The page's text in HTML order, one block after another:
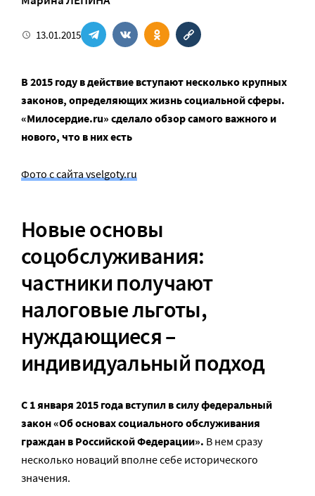
13.01.2015
В 2015 году в действие вступают несколько крупных
законов, определяющих жизнь социальной сферы.
«Милосердие.ru» сделало обзор самого важного и
нового, что в них есть
Фото с сайта vselgoty.ru
Новые основы
соцобслуживания:
частники получают
налоговые льготы,
нуждающиеся –
индивидуальный подход
С 1 января 2015 года вступил в силу федеральный
закон «Об основах социального обслуживания
граждан в Российской Федерации». В нем сразу
несколько новаций вполне себе исторического
значения.